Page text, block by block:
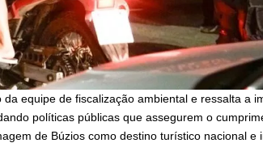
equipe de fiscalização ambiental e ressalta a
políticas públicas que assegurem o
de Búzios como destino turístico nacional e